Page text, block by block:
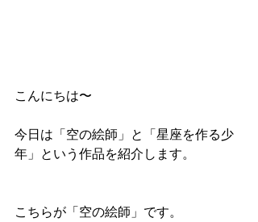
こんにちは〜
今日は「空の絵師」と「星座を作る少
年」という作品を紹介します。
こちらが「空の絵師」です。